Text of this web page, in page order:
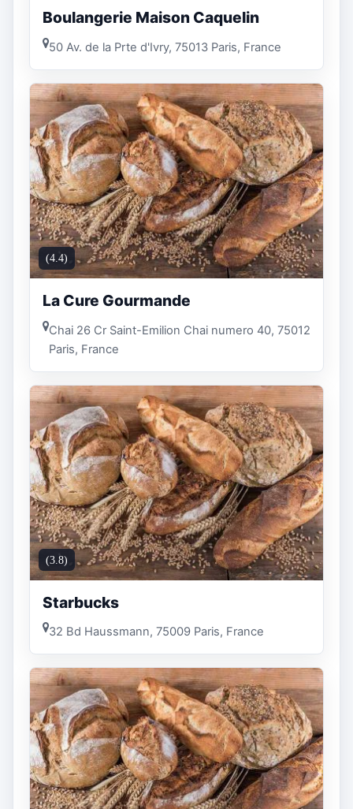
Boulangerie Maison Caquelin
50 Av. de la Prte d'Ivry, 75013 Paris, France
(4.4)
La Cure Gourmande
Chai 26 Cr Saint-Emilion Chai numero 40, 75012
Paris, France
(3.8)
Starbucks
32 Bd Haussmann, 75009 Paris, France